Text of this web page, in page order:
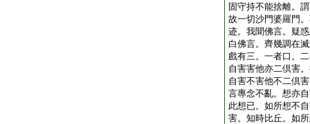
固守持不能捨離。
故一切沙門婆羅門
迹。我聞佛言。疑
白佛言。齊幾調在
戲有三。一者口。
自害害他亦二倶害
自害不害他不二倶
言專念不亂。想亦
此想已。如所想不
害。知時比丘。如